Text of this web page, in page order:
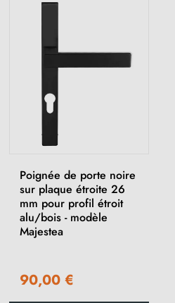
Poignée de porte noire
sur plaque étroite 26
mm pour profil étroit
alu/bois - modèle
Majestea
90,00 €